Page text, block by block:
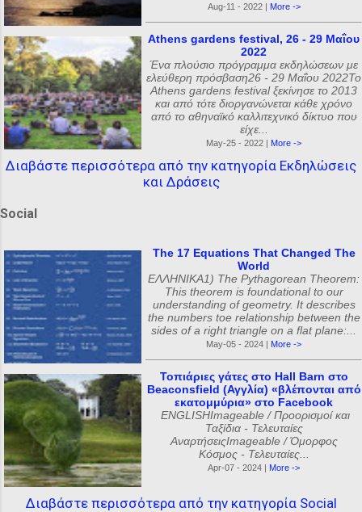
Aug-11 - 2022 | More ->
Athens gardens festival, 26 - 29 Μαΐου
2022
Ένα πλούσιο πρόγραμμα εκδηλώσεων με
ελεύθερη πρόσβαση26 - 29 Μαΐου 2022Το
Athens gardens festival ξεκίνησε το 2013
και από τότε διοργανώνεται κάθε χρόνο
από το αθηναϊκό καλλιτεχνικό δίκτυο που
είχε...
May-25 - 2022 | More ->
Διαβάστε περισσότερα από την κατηγορία Εκδηλώσεις
και Δράσεις
Social
The 17 Equations That Changed The
World
ΕΛΛΗΝΙΚΑ1) The Pythagorean Theorem:
This theorem is foundational to our
understanding of geometry. It describes
the numbers toe relationship between the
sides of a right triangle on a flat plane:...
May-05 - 2024 | More ->
Τοπιάριες γάτες στο Hall Barn στο
Beaconsfield (Αγγλία) «βλέπονται από
εκατομμύρια» στο Facebook
ENGLISHImageable / Προορισμοί και
Ταξίδια - Τελευταίες
ΑναρτήσειςImageable / Όμορφος
Κόσμος - Τελευταίες...
Apr-07 - 2024 | More ->
Διαβάστε περισσότερα από την κατηγορία Social